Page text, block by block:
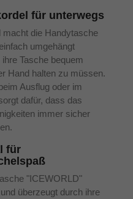
für unterwegs
macht die Handytasche
umgehängt
Tasche bequem
Hand halten zu müssen.
Ausflug oder im
dafür, dass das
immer sicher
für
"ICEWORLD"
überzeugt durch ihre